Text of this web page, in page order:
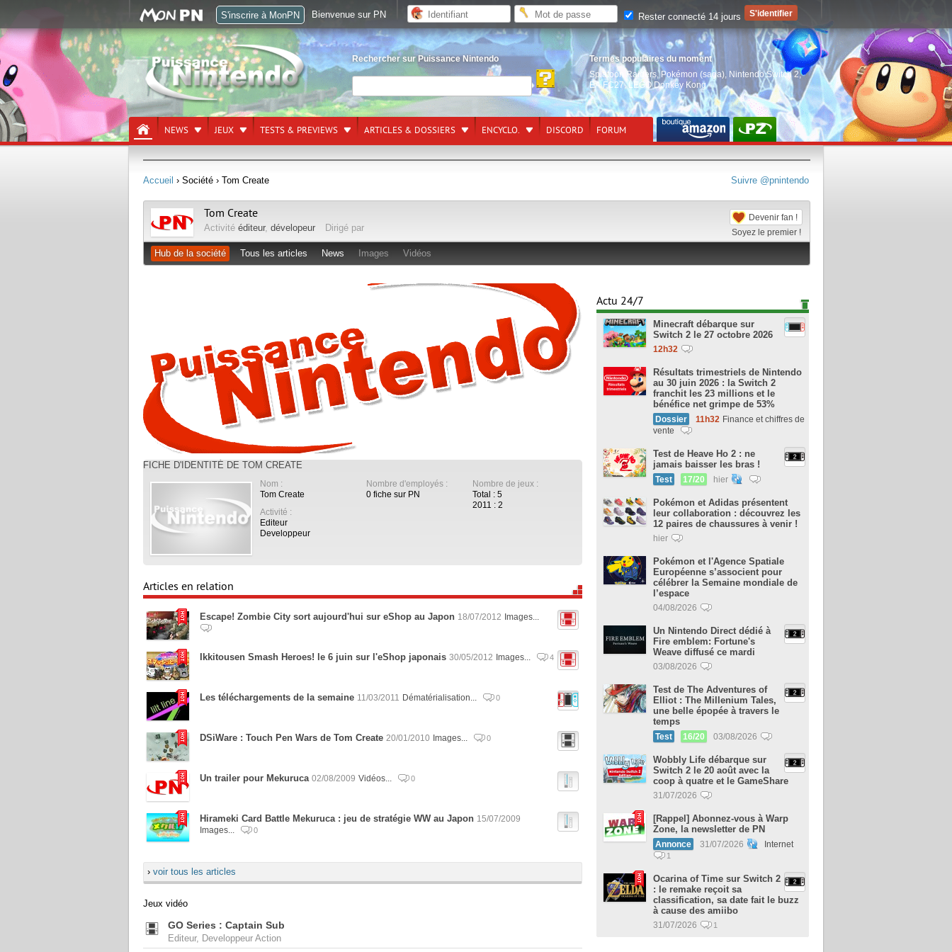
Rechercher sur Puissance Nintendo
Termes populaires du moment
Splatoon Raiders, Pokémon (saga) Nintendo Switch 2,
EA FC27,LEGO Donkey Kong
NEWS JEUX TESTS & PREVIEWS ARTICLES & DOSSIERS ENCYCLO. DISCORD FORUM
Suivre @pnintendo
Accueil › Société › Tom Create
Devenir fan !
Soyez le premier !
Tom Create
Activité éditeur, dévelopeur Dirigé par
Hub de la société Tous les articles News Images Vidéos
FICHE D'IDENTITÉ DE TOM CREATE
Nom :
Tom Create
Activité :
Editeur
Developpeur
Nombre d'employés :
0 fiche sur PN
Nombre de jeux :
Total : 5
2011 : 2
Articles en relation
Escape! Zombie City sort aujourd'hui sur eShop au Japon 18/07/2012 Images...
Ikkitousen Smash Heroes! le 6 juin sur l'eShop japonais 30/05/2012 Images... 4
Les téléchargements de la semaine 11/03/2011 Dématérialisation... 0
DSiWare : Touch Pen Wars de Tom Create 20/01/2010 Images... 0
Un trailer pour Mekuruca 02/08/2009 Vidéos... 0
Hirameki Card Battle Mekuruca : jeu de stratégie WW au Japon 15/07/2009
Images...
0
› voir tous les articles
Jeux vidéo
GO Series : Captain Sub
Editeur, Developpeur Action
Actu 24/7
Minecraft débarque sur
Switch 2 le 27 octobre 2026
12h32
Résultats trimestriels de Nintendo
au 30 juin 2026 : la Switch 2
franchit les 23 millions et le
bénéfice net grimpe de 53%
Dossier 11h32 Finance et chiffres de
vente
Test de Heave Ho 2 : ne
jamais baisser les bras !
Test 17/20 hier
Pokémon et Adidas présentent
leur collaboration : découvrez les
12 paires de chaussures à venir !
hier
Pokémon et l'Agence Spatiale
Européenne s’associent pour
célébrer la Semaine mondiale de
l’espace
04/08/2026
Un Nintendo Direct dédié à
Fire emblem: Fortune's
Weave diffusé ce mardi
03/08/2026
Test de The Adventures of
Elliot : The Millenium Tales,
une belle épopée à travers le
temps
Test 16/20 03/08/2026
Wobbly Life débarque sur
Switch 2 le 20 août avec la
coop à quatre et le GameShare
31/07/2026
[Rappel] Abonnez-vous à Warp
Zone, la newsletter de PN
Annonce 31/07/2026 Internet
1
Ocarina of Time sur Switch 2
: le remake reçoit sa
classification, sa date fait le buzz
à cause des amiibo
31/07/2026 1
S'inscrire à MonPN Bienvenue sur PN Rester connecté 14 jours